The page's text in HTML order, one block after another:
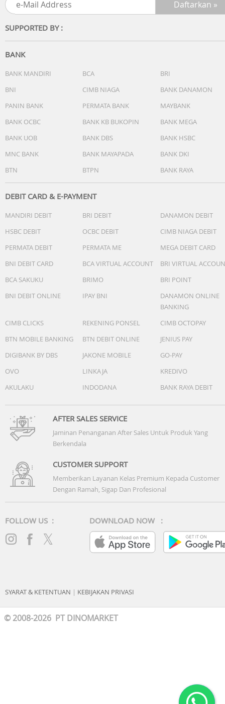
SUPPORTED BY :
BANK
BANK MANDIRI BCA
BRI
BNI
CIMB NIAGA
BANK DANAMON
PANIN BANK
PERMATA BANK
MAYBANK
BANK OCBC
BANK KB BUKOPIN
BANK MEGA
BANK UOB
BANK DBS
BANK HSBC
MNC BANK
BANK MAYAPADA
BANK DKI
BTN
BTPN BANK RAYA
DEBIT CARD & E-PAYMENT
MANDIRI DEBIT BRI DEBIT
DANAMON DEBIT
HSBC DEBIT
OCBC DEBIT
CIMB NIAGA DEBIT
PERMATA DEBIT
PERMATA ME
MEGA DEBIT CARD
BNI DEBIT CARD
BCA VIRTUAL ACCOUNT
BRI VIRTUAL
BCA SAKUKU
BRIMO
BRI POINT
BNI DEBIT ONLINE
IPAY BNI
DANAMON ONLINE
BANKING
CIMB CLICKS
REKENING PONSEL
CIMB OCTOPAY
BTN MOBILE BANKING
BTN DEBIT ONLINE
JENIUS PAY
DIGIBANK BY DBS
JAKONE MOBILE
GO-PAY
OVO
LINKAJA
KREDIVO
AKULAKU
INDODANA BANK RAYA DEBIT
AFTER SALES SERVICE
Jaminan Penanganan After Sales Untuk Produk Yang
Berkendala
CUSTOMER SUPPORT
Memberikan Layanan Kelas Premium Kepada Customer
Dengan Ramah, Sigap Dan Profesional
FOLLOW US : DOWNLOAD NOW :
SYARAT & KETENTUAN | KEBIJAKAN PRIVASI
© 2008-2026 PT DINOMARKET